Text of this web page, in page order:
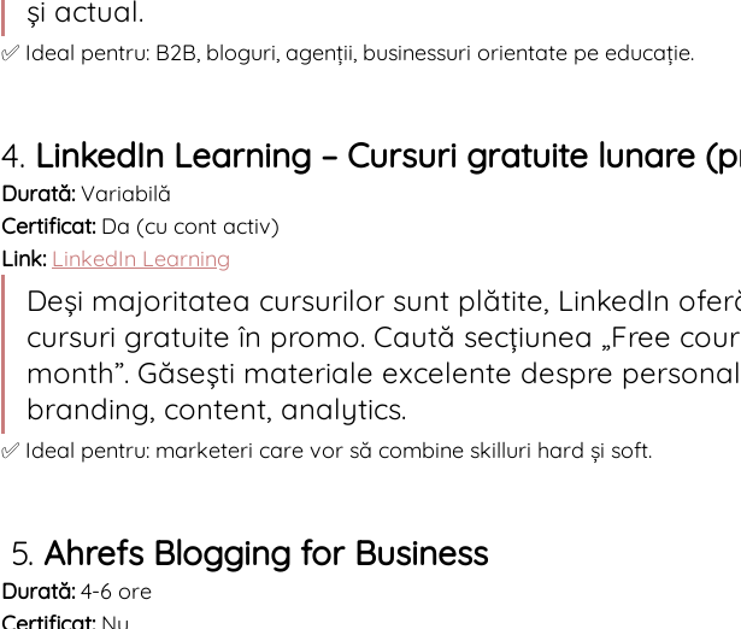
și actual.
✅ Ideal pentru: B2B, bloguri, agenții, businessuri orientate pe educație.
4. LinkedIn Learning – Cursuri gratuite lunare
Durată: Variabilă
Certificat: Da (cu cont activ)
Link: LinkedIn Learning
Deși majoritatea cursurilor sunt plătite, LinkedIn
cursuri gratuite în promo. Caută secțiunea „Free
month”. Găsești materiale excelente despre
branding, content, analytics.
✅ Ideal pentru: marketeri care vor să combine skilluri hard și soft.
5. Ahrefs Blogging for Business
Durată: 4-6 ore